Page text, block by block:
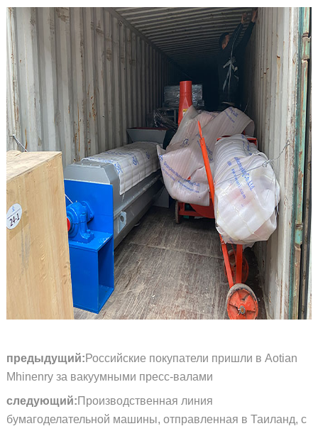
предыдущий: Российские покупатели пришли в Aotian
Mhinenry за вакуумными пресс-валами
следующий: Производственная линия
бумагоделательной машины, отправленная в Таиланд, с